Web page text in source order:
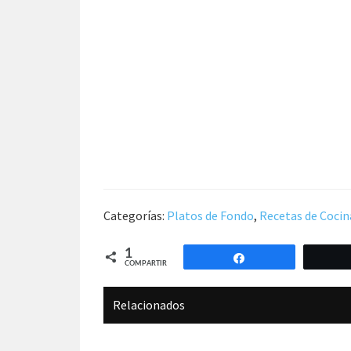
Categorías: Platos de Fondo, Recetas de
1
COMPARTIR
Relacionados